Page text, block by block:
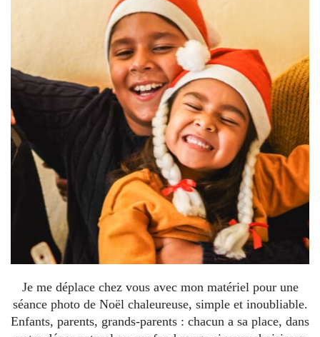
Je me déplace chez vous avec mon matériel pour une
séance photo de Noël chaleureuse, simple et inoubliable.
Enfants, parents, grands-parents : chacun a sa place, dans